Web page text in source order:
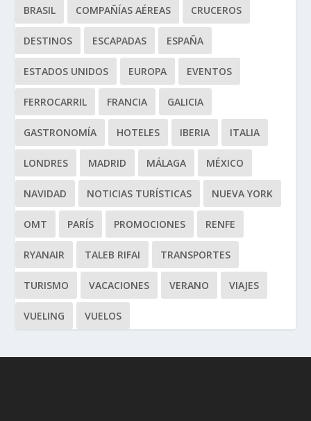
BRASIL COMPAÑÍAS AÉREAS CRUCEROS
DESTINOS ESCAPADAS ESPAÑA
ESTADOS UNIDOS EUROPA EVENTOS
FERROCARRIL FRANCIA GALICIA
GASTRONOMÍA HOTELES IBERIA ITALIA
LONDRES MADRID MÁLAGA MÉXICO
NAVIDAD NOTICIAS TURÍSTICAS NUEVA YORK
OMT PARÍS PROMOCIONES RENFE
RYANAIR TALEB RIFAI TRANSPORTES
TURISMO VACACIONES VERANO VIAJES
VUELING VUELOS